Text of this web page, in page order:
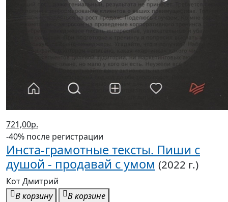
721,00р.
-40% после регистрации
Инста-грамотные тексты. Пиши с
душой - продавай с умом (2022 г.)
Кот Дмитрий
В корзину
В корзине